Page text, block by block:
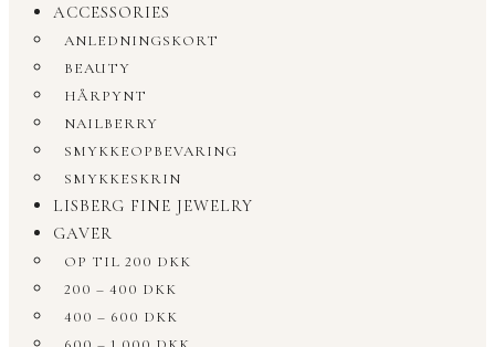
ACCESSORIES
ANLEDNINGSKORT
BEAUTY
HÅRPYNT
NAILBERRY
SMYKKEOPBEVARING
SMYKKESKRIN
LISBERG FINE JEWELRY
GAVER
OP TIL 200 DKK
200 – 400 DKK
400 – 600 DKK